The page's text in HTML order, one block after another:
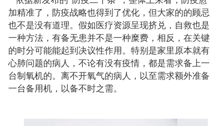
加精准了，防疫战略也得到了优化，但大家的的顾忌
也不是没有道理。假如医疗资源呈现挤兑，自救也是
一种方法，有备无患并不是一种糜费，相反，在关键
的时分可能能起到决议性作用。特别是家里原本就有
心肺问题的病人，不论有没有疫情，都是需求备上一
台制氧机的。离不开氧气的病人，以至需求额外准备
一台备用机，以备不时之需。